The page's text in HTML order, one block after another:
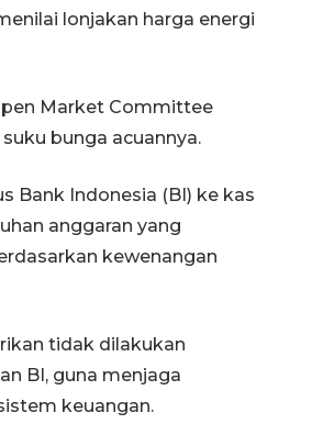
lonjakan harga energi
Market Committee
bunga acuannya.
Bank Indonesia (BI) ke kas
anggaran yang
kewenangan
tidak dilakukan
BI, guna menjaga
keuangan.